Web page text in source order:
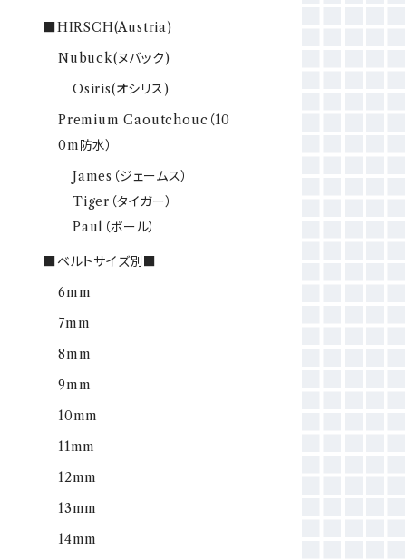
■HIRSCH(Austria)
Nubuck(ヌバック)
Osiris(オシリス)
Premium Caoutchouc（10
0m防水）
James（ジェームス）
Tiger（タイガー）
Paul（ポール）
■ベルトサイズ別■
6mm
7mm
8mm
9mm
10mm
11mm
12mm
13mm
14mm